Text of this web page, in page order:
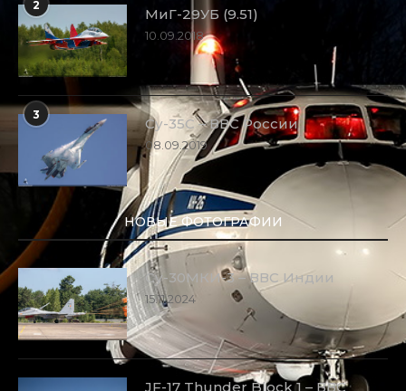
2
МиГ-29УБ (9.51)
10.09.2018
3
Су-35С – ВВС России
08.09.2019
НОВЫЕ ФОТОГРАФИИ
Су-30МКИ-3 – ВВС Индии
15.11.2024
JF-17 Thunder Block 1 – ВВС